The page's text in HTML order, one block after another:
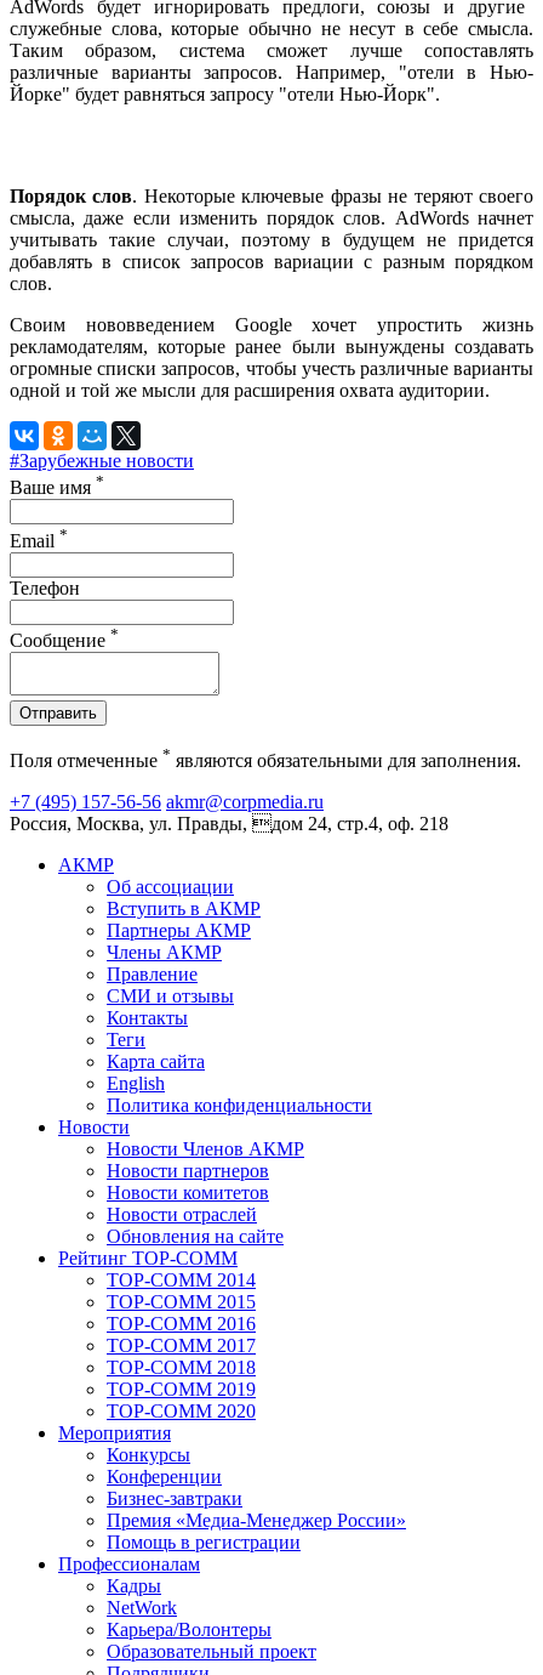
AdWords будет игнорировать предлоги, союзы и другие
служебные слова, которые обычно не несут в себе смысла.
Таким образом, система сможет лучше сопоставлять
различные варианты запросов. Например, "отели в Нью-
Йорке" будет равняться запросу "отели Нью-Йорк".
Порядок слов. Некоторые ключевые фразы не теряют своего
смысла, даже если изменить порядок слов. AdWords начнет
учитывать такие случаи, поэтому в будущем не придется
добавлять в список запросов вариации с разным порядком
слов.
Своим нововведением Google хочет упростить жизнь
рекламодателям, которые ранее были вынуждены создавать
огромные списки запросов, чтобы учесть различные варианты
одной и той же мысли для расширения охвата аудитории.
#Зарубежные новости
Ваше имя *
Email *
Телефон
Сообщение *
Отправить
Поля отмеченные * являются обязательными для заполнения.
+7 (495) 157-56-56 akmr@corpmedia.ru
Россия, Москва, ул. Правды, дом 24, стр.4, оф. 218
АКМР
Об ассоциации
Вступить в АКМР
Партнеры АКМР
Члены АКМР
Правление
СМИ и отзывы
Контакты
Теги
Карта сайта
English
Политика конфиденциальности
Новости
Новости Членов АКМР
Новости партнеров
Новости комитетов
Новости отраслей
Обновления на сайте
Рейтинг TOP-COMM
TOP-COMM 2014
TOP-COMM 2015
TOP-COMM 2016
TOP-COMM 2017
TOP-COMM 2018
TOP-COMM 2019
TOP-COMM 2020
Мероприятия
Конкурсы
Конференции
Бизнес-завтраки
Премия «Медиа-Менеджер России»
Помощь в регистрации
Профессионалам
Кадры
NetWork
Карьера/Волонтеры
Образовательный проект